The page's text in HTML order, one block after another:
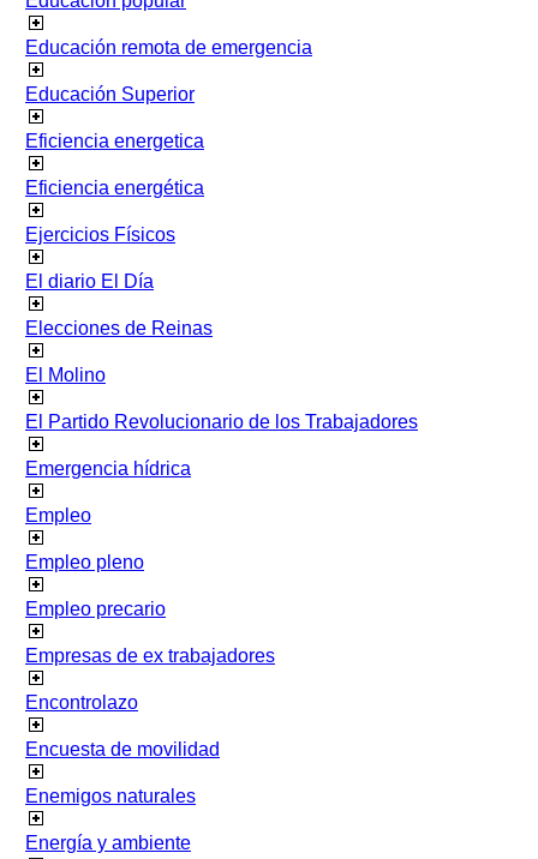
Educación remota de emergencia
Educación Superior
Eficiencia energetica
Eficiencia energética
Ejercicios Físicos
El diario El Día
Elecciones de Reinas
El Molino
El Partido Revolucionario de los Trabajadores
Emergencia hídrica
Empleo
Empleo pleno
Empleo precario
Empresas de ex trabajadores
Encontrolazo
Encuesta de movilidad
Enemigos naturales
Energía y ambiente